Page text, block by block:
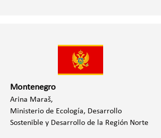
Montenegro
Arina Maraš,
Ministerio de Ecología, Desarrollo
Sostenible y Desarrollo de la Región Norte